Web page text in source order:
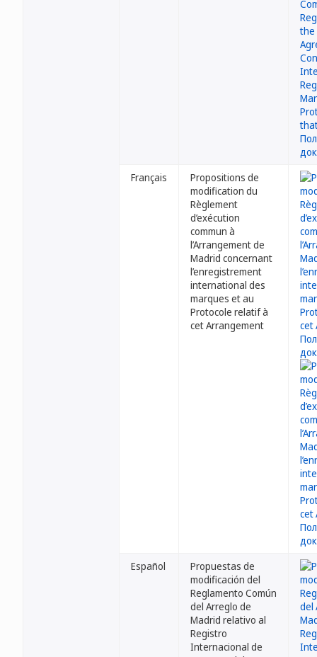
Français
Propositions de
modification du
Règlement
d’exécution
commun à
l’Arrangement de
Madrid concernant
l’enregistrement
international des
marques et au
Protocole relatif à
cet Arrangement
Español
Propuestas de
modificación del
Reglamento Común
del Arreglo de
Madrid relativo al
Registro
Internacional de